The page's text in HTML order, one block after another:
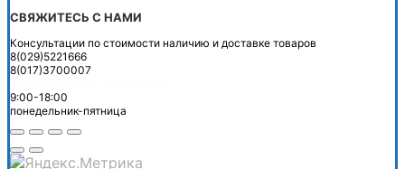
СВЯЖИТЕСЬ С НАМИ
Консультации по стоимости наличию и доставке товаров
8(029)5221666
8(017)3700007
9:00-18:00
понедельник-пятница